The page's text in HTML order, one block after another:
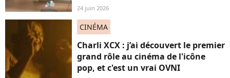
24 juin 2026
CINÉMA
Charli XCX : j’ai découvert le premier
grand rôle au cinéma de l'icône
pop, et c'est un vrai OVNI